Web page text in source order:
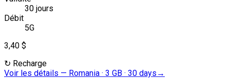
30 jours
Débit
5G
3,40 $
↻ Recharge
Voir les détails — Romania · 3 GB · 30 days →